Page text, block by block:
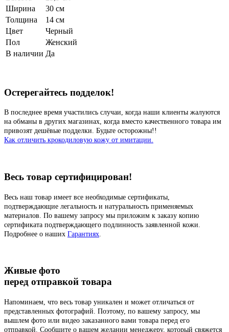
Ширина
30 см
Толщина
14 см
Цвет
Черный
Пол
Женский
В наличии Да
Остерегайтесь подделок!
В последнее время участились случаи, когда наши клиенты жалуются
на обманы в других магазинах, когда вместо качественного товара им
привозят дешёвые подделки. Будьте осторожны!!
Как отличить крокодиловую кожу от имитации.
Весь товар сертифицирован!
Весь наш товар имеет все необходимые сертификаты,
подтверждающие легальность и натуральность применяемых
материалов. По вашему запросу мы приложим к заказу копию
сертификата подтверждающего подлинность заявленной кожи.
Подробнее о наших Гарантиях
Живые фото
перед отправкой товара
Напоминаем, что весь товар уникален и может отличаться от
представленных фотографий. Поэтому, по вашему запросу, мы
вышлем фото или видео заказанного вами товара перед его
отправкой. Сообщите о вашем желании менеджеру, который свяжется